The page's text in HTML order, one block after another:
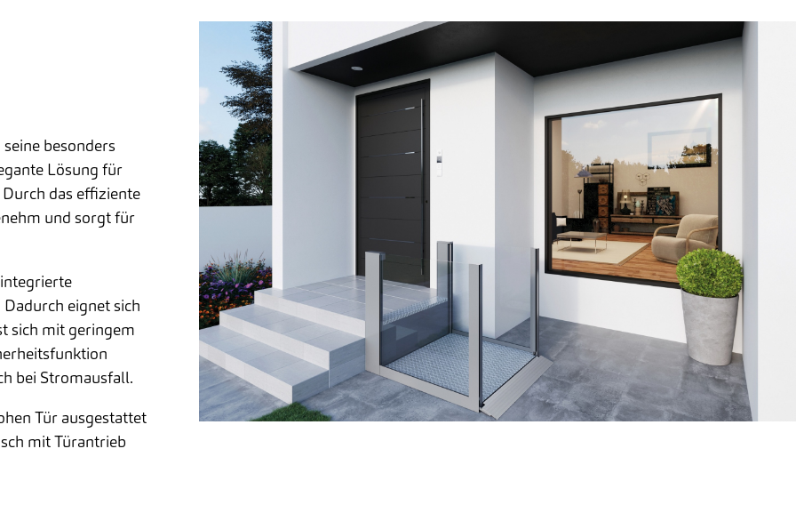
besonders
Lösung für
das effiziente
und sorgt für
eignet sich
sich mit geringem
bei Stromausfall.
Tür ausgestattet
mit Türantrieb